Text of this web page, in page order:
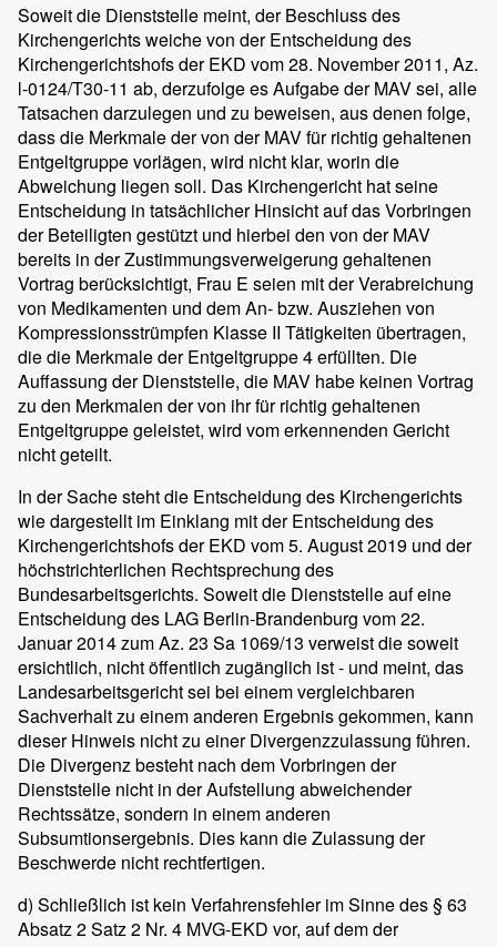
Soweit die Dienststelle meint, der Beschluss des
Kirchengerichts weiche von der Entscheidung des
Kirchengerichtshofs der EKD vom 28. November 2011, Az.
l-0124/T30-11 ab, derzufolge es Aufgabe der MAV sei, alle
Tatsachen darzulegen und zu beweisen, aus denen folge,
dass die Merkmale der von der MAV für richtig gehaltenen
Entgeltgruppe vorlägen, wird nicht klar, worin die
Abweichung liegen soll. Das Kirchengericht hat seine
Entscheidung in tatsächlicher Hinsicht auf das Vorbringen
der Beteiligten gestützt und hierbei den von der MAV
bereits in der Zustimmungsverweigerung gehaltenen
Vortrag berücksichtigt, Frau E seien mit der Verabreichung
von Medikamenten und dem An- bzw. Ausziehen von
Kompressionsstrümpfen Klasse II Tätigkeiten übertragen,
die die Merkmale der Entgeltgruppe 4 erfüllten. Die
Auffassung der Dienststelle, die MAV habe keinen Vortrag
zu den Merkmalen der von ihr für richtig gehaltenen
Entgeltgruppe geleistet, wird vom erkennenden Gericht
nicht geteilt.
In der Sache steht die Entscheidung des Kirchengerichts
wie dargestellt im Einklang mit der Entscheidung des
Kirchengerichtshofs der EKD vom 5. August 2019 und der
höchstrichterlichen Rechtsprechung des
Bundesarbeitsgerichts. Soweit die Dienststelle auf eine
Entscheidung des LAG Berlin-Brandenburg vom 22.
Januar 2014 zum Az. 23 Sa 1069/13 verweist die soweit
ersichtlich, nicht öffentlich zugänglich ist - und meint, das
Landesarbeitsgericht sei bei einem vergleichbaren
Sachverhalt zu einem anderen Ergebnis gekommen, kann
dieser Hinweis nicht zu einer Divergenzzulassung führen.
Die Divergenz besteht nach dem Vorbringen der
Dienststelle nicht in der Aufstellung abweichender
Rechtssätze, sondern in einem anderen
Subsumtionsergebnis. Dies kann die Zulassung der
Beschwerde nicht rechtfertigen.
d) Schließlich ist kein Verfahrensfehler im Sinne des § 63
Absatz 2 Satz 2 Nr. 4 MVG-EKD vor, auf dem der